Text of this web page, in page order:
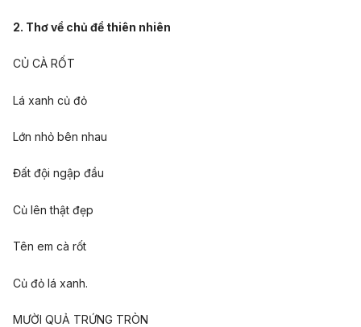
2. Thơ về chủ đề thiên nhiên
CỦ CÀ RỐT
Lá xanh củ đỏ
Lớn nhỏ bên nhau
Đất đội ngập đầu
Củ lên thật đẹp
Tên em cà rốt
Củ đỏ lá xanh.
MƯỜI QUẢ TRỨNG TRÒN